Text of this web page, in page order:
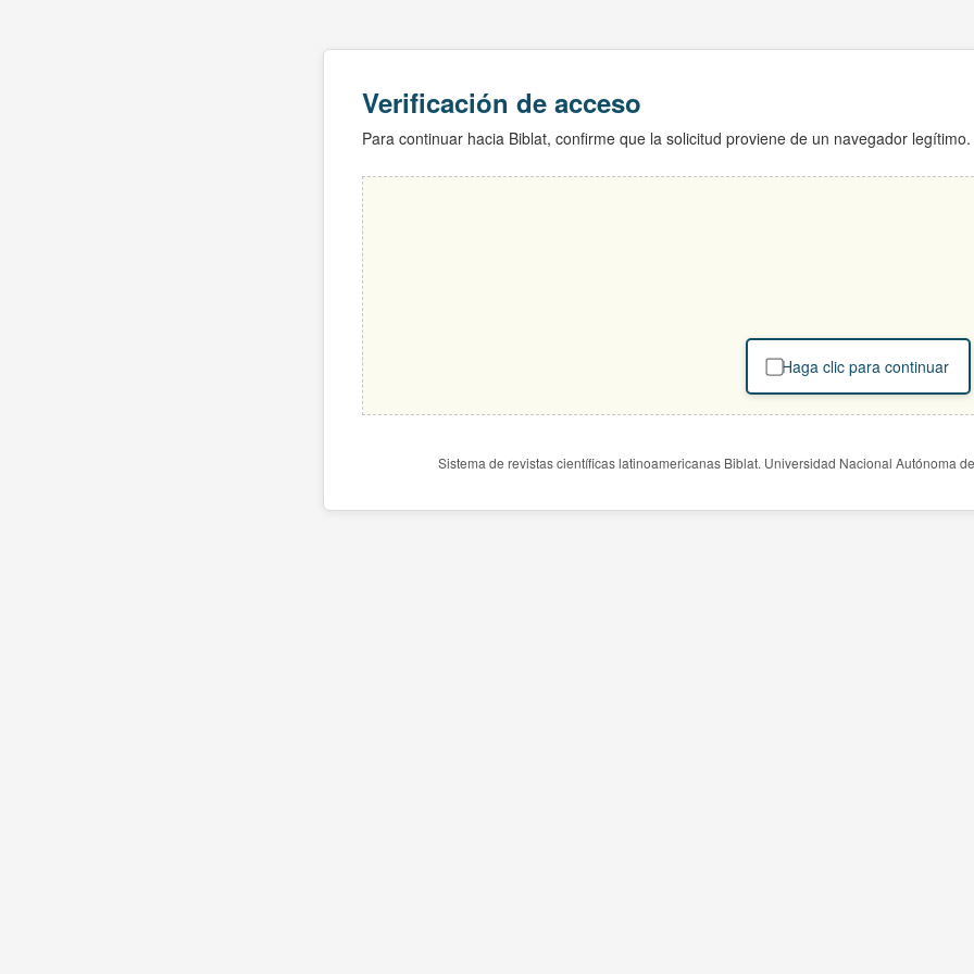
Verificación de acceso
Para continuar hacia Biblat, confirme que la solicitud proviene de un navegador legítimo.
Haga clic para continuar
Sistema de revistas científicas latinoamericanas Biblat. Universidad Nacional Autónoma